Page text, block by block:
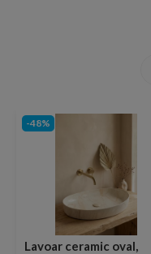
-48%
Lavoar ceramic oval,